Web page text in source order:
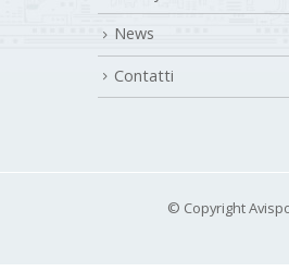
News
Contatti